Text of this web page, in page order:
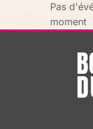
Pas
moment